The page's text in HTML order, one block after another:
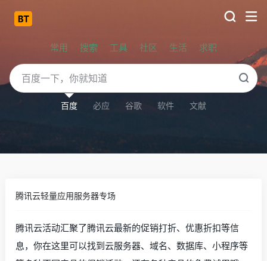
常用 搜索 工具 社区 生活 求职
百度 必应 谷歌 软件 文献
腾讯云轻量应用服务器专场
腾讯云活动汇聚了腾讯云最新的促销打折、优惠折扣等信
息，你在这里可以找到云服务器、域名、数据库、小程序等